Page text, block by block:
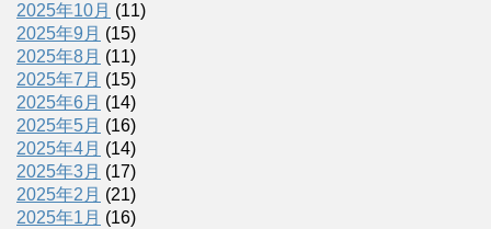
2025年10月 (11)
2025年9月 (15)
2025年8月 (11)
2025年7月 (15)
2025年6月 (14)
2025年5月 (16)
2025年4月 (14)
2025年3月 (17)
2025年2月 (21)
2025年1月 (16)